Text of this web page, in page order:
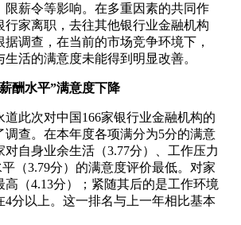
限薪令等影响。在多重因素的共同作
行家离职，去往其他银行业金融机构
调查，在当前的市场竞争环境下，
活的满意度未能得到明显改善。
水平”满意度下降
此次对中国166家银行业金融机构的
调查。在本年度各项满分为5分的满意
自身业余生活（3.77分）、工作压力
平（3.79分）的满意度评价最低。对家
高（4.13分）；紧随其后的是工作环境
4分以上。这一排名与上一年相比基本